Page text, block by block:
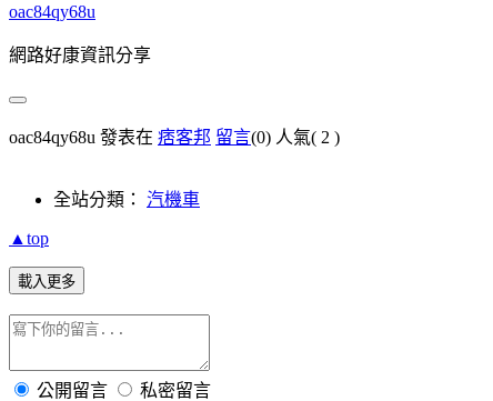
oac84qy68u
網路好康資訊分享
oac84qy68u 發表在 痞客邦 留言(0) 人氣( 2 )
全站分類： 汽機車
▲top
載入更多
公開留言 私密留言